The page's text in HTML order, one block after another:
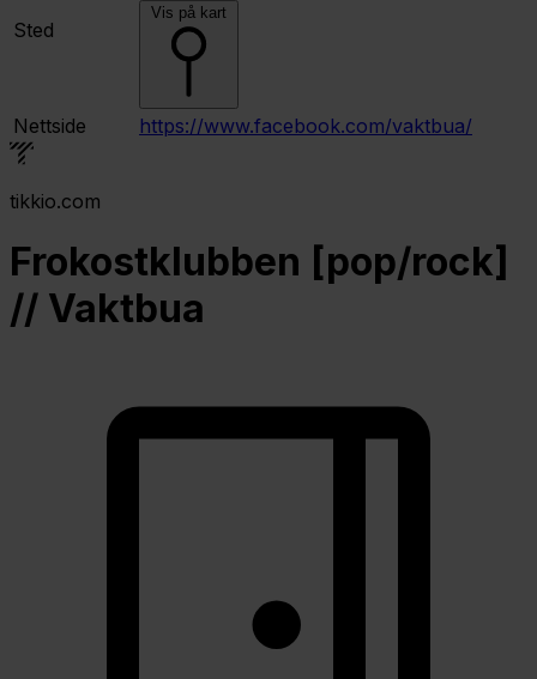
Sted
Vis på kart
Nettside https://www.facebook.com/vaktbua/
tikkio.com
Frokostklubben [pop/rock]
// Vaktbua